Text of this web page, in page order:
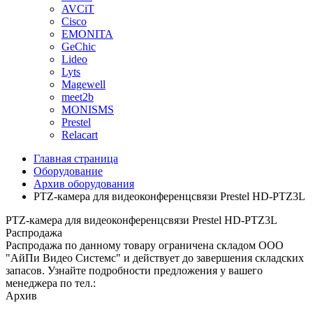
AVCiT
Cisco
EMONITA
GeChic
Lideo
Lyts
Magewell
meet2b
MONISMS
Prestel
Relacart
Главная страница
Оборудование
Архив оборудования
PTZ-камера для видеоконференцсвязи Prestel HD-PTZ3L
PTZ-камера для видеоконференцсвязи Prestel HD-PTZ3L
Распродажа
Распродажа по данному товару ограничена складом ООО
"АйПи Видео Системс" и действует до завершения складских
запасов. Узнайте подробности предложения у вашего
менеджера по тел.:
Архив